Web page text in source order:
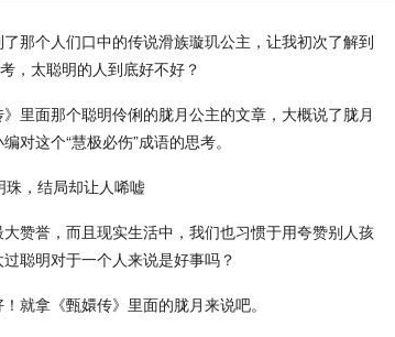
那个人们口中的传说滑族璇玑公主，让我初次了解到
，太聪明的人到底好不好？
里面那个聪明伶俐的胧月公主的文章，大概说了胧月
对这个“慧极必伤”成语的思考。
赞誉，而且现实生活中，我们也习惯于用夸赞别人孩
聪明对于一个人来说是好事吗？
就拿《甄嬛传》里面的胧月来说吧。